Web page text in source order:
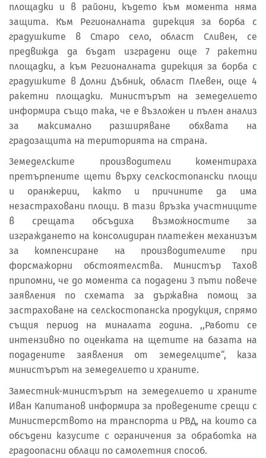
площадки и в райони, където към момента няма
защита. Към Регионалната дирекция за борба с
градушките в Старо село, област Сливен, се
предвижда да бъдат изградени още 7 ракетни
площадки, а към Регионалната дирекция за борба с
градушките в Долни Дъбник, област Плевен, още 4
ракетни площадки. Министърът на земеделието
информира също така, че е възложен и пълен анализ
за максимално разширяване обхвата на
градозащита на територията на страна.
Земеделските производители коментираха
претърпените щети върху селскостопански площи
и оранжерии, както и причините да има
незастраховани площи. В тази връзка участниците
в срещата обсъдиха възможностите за
изграждането на консолидиран платежен механизъм
за компенсиране на производителите при
форсмажорни обстоятелства. Министър Тахов
припомни, че до момента са подадени 3 пъти повече
заявления по схемата за държавна помощ за
застраховане на селскостопанска продукция, спрямо
същия период на миналата година. ,,Работи се
интензивно по оценката на щетите на базата на
подадените заявления от земеделците“, каза
министърът на земеделието и храните.
Заместник-министърът на земеделието и храните
Иван Капитанов информира за проведените срещи с
Министерството на транспорта и РВД, на които са
обсъдени казусите с ограничения за обработка на
градоопасни облаци по самолетния способ.